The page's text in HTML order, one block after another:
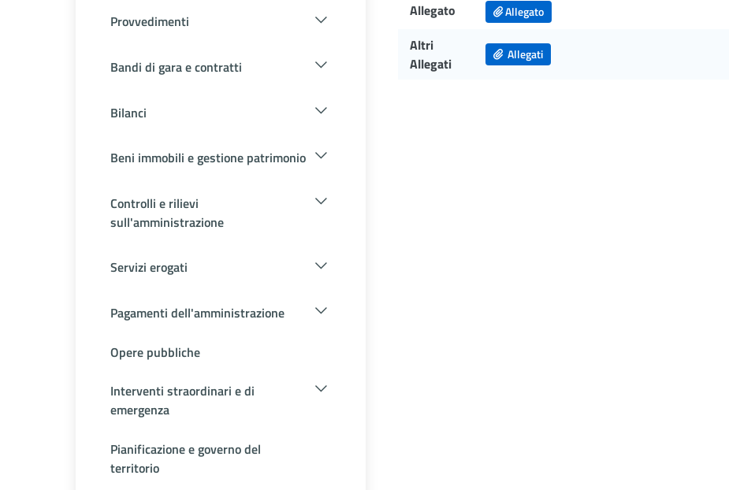
Provvedimenti
Bandi di gara e contratti
Bilanci
Beni immobili e gestione patrimonio
Controlli e rilievi
sull'amministrazione
Servizi erogati
Pagamenti dell'amministrazione
Opere pubbliche
Interventi straordinari e di
emergenza
Pianificazione e governo del
territorio
Allegato Allegato
Altri
Allegati
Allegati